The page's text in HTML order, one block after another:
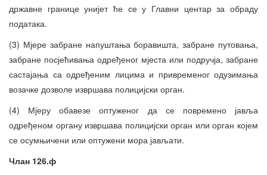
државне границе унијет ће се у Главни центар за обраду
података.
(3) Мјере забране напуштања боравишта, забране путовања,
забране посјећивања одређеног мјеста или подручја, забране
састајања са одређеним лицима и привременог одузимања
возачке дозволе извршава полицијски орган.
(4) Мјеру обавезе оптуженог да се повремено јавља
одређеном органу извршава полицијски орган или орган којем
се осумњичени или оптужени мора јављати.
Члан 126.ф